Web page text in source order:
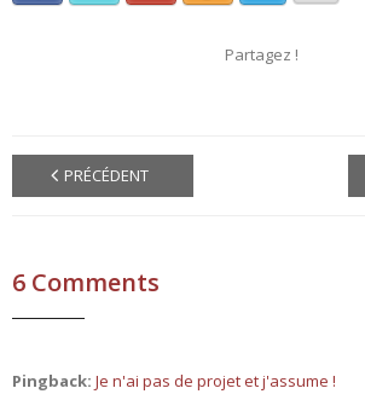
Partagez !
PRÉCÉDENT
6 Comments
Pingback: Je n'ai pas de projet et j'assume !